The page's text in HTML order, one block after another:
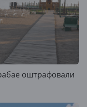
оштрафовали